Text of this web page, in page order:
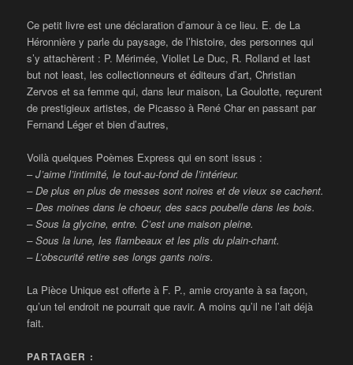
Ce petit livre est une déclaration d’amour à ce lieu. E. de La
Héronnière y parle du paysage, de l’histoire, des personnes qui
s’y attachèrent : P. Mérimée, Viollet Le Duc, R. Rolland et last
but not least, les collectionneurs et éditeurs d’art, Christian
Zervos et sa femme qui, dans leur maison, La Goulotte, reçurent
de prestigieux artistes, de Picasso à René Char en passant par
Fernand Léger et bien d’autres,
Voilà quelques Poèmes Express qui en sont issus :
–J’aime l’intimité, le tout-au-fond de l’intérieur.
– De plus en plus de messes sont noires et de vieux se cachent.
– Des moines dans le choeur, des sacs poubelle dans les bois.
– Sous la glycine, entre. C’est une maison pleine.
– Sous la lune, les flambeaux et les plis du plain-chant.
– L’obscurité retire ses longs gants noirs.
La Pièce Unique est offerte à F. P., amie croyante à sa façon,
qu’un tel endroit ne pourrait que ravir. A moins qu’il ne l’ait déjà
fait.
PARTAGER :